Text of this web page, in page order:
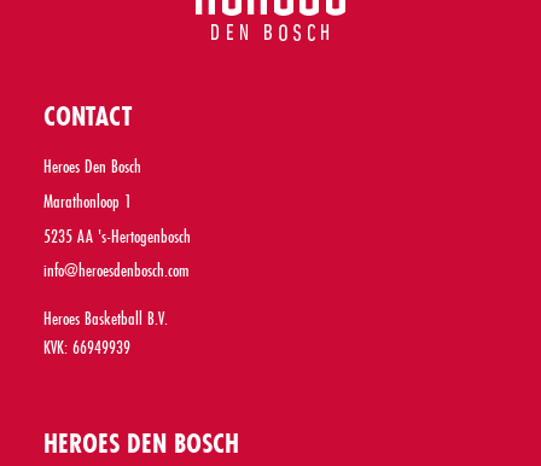
CONTACT
Heroes Den Bosch
Marathonloop 1
5235 AA 's-Hertogenbosch
info@heroesdenbosch.com
Heroes Basketball B.V.
KVK: 66949939
HEROES DEN BOSCH